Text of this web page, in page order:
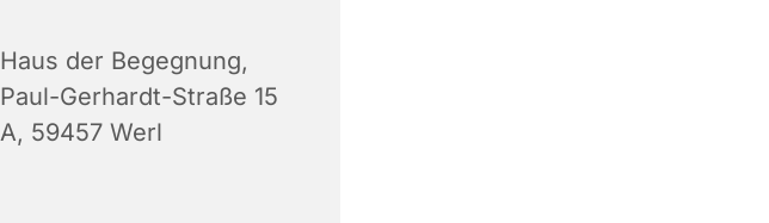
Haus der Begegnung,
Paul-Gerhardt-Straße 15
A, 59457 Werl